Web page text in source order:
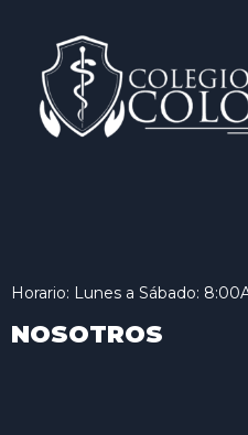
Horario: Lunes a Sábado:
NOSOTROS